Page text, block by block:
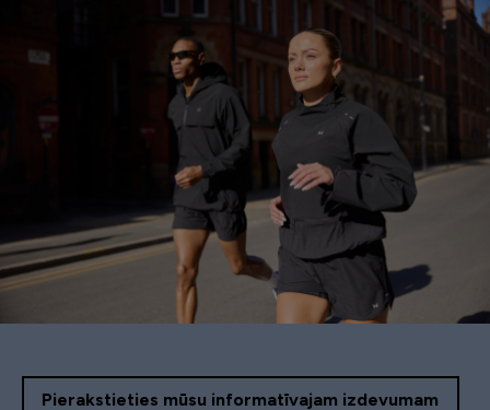
Pierakstieties mūsu informatīvajam izdevumam